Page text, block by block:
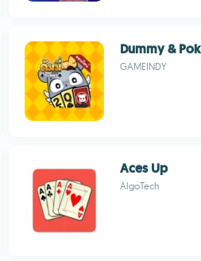
Dummy &
GAMEINDY
Aces Up
AlgoTech